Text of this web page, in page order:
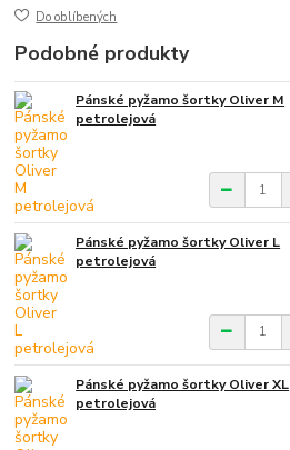
Do oblíbených
Podobné produkty
Pánské pyžamo šortky Oliver M
petrolejová
Pánské pyžamo šortky Oliver L
petrolejová
Pánské pyžamo šortky Oliver XL
petrolejová